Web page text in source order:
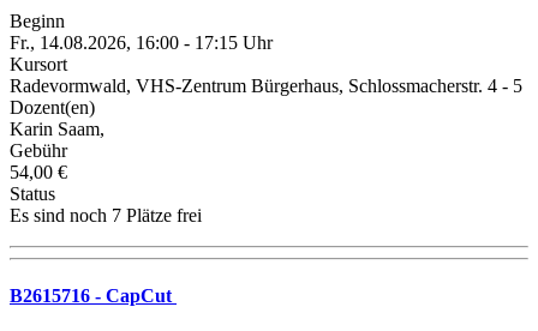
Beginn
Fr., 14.08.2026, 16:00 - 17:15 Uhr
Kursort
Radevormwald, VHS-Zentrum Bürgerhaus, Schlossmacherstr. 4 - 5
Dozent(en)
Karin Saam,
Gebühr
54,00 €
Status
Es sind noch 7 Plätze frei
B2615716 - CapCut